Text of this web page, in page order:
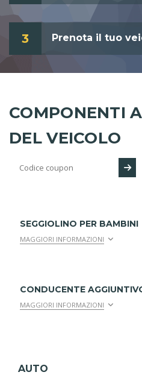
3 Prenota il tuo
COMPONENTI
DEL VEICOLO
SEGGIOLINO PER BAMBINI
MAGGIORI INFORMAZIONI
CONDUCENTE
MAGGIORI INFORMAZIONI
AUTO